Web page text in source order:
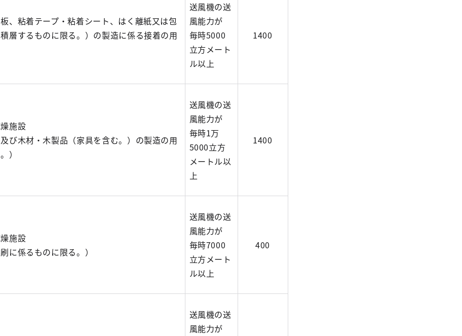
、粘着テープ・粘着シート、はく離紙又は包
層するものに限る。）の製造に係る接着の用
送風機の送
風能力が
毎時5000
立方メート
ル以上
1400
施設
及び木材・木製品（家具を含む。）の製造の用
）
送風機の送
風能力が
毎時1万
5000立方
メートル以
上
1400
施設
に係るものに限る。）
送風機の送
風能力が
毎時7000
立方メート
ル以上
400
送風機の送
風能力が